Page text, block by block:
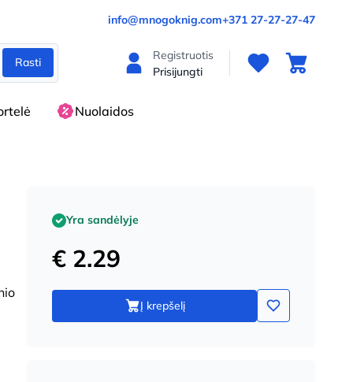
info@mnogoknig.com+371 27-27-27-47
Rasti
Registruotis
Prisijungti
Nuolaidos
Yra sandėlyje
€ 2.29
Į krepšelį